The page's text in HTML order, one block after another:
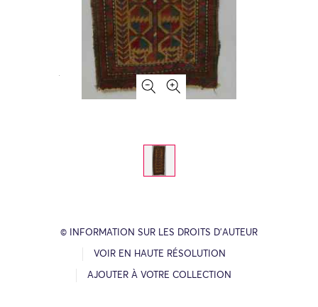
© INFORMATION SUR LES DROITS D’AUTEUR
VOIR EN HAUTE RÉSOLUTION
AJOUTER À VOTRE COLLECTION